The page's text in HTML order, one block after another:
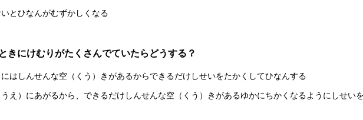
とひなんがむずかしくなる
きにけむりがたくさんでていたらどうする？
はしんせんな空（くう）きがあるからできるだけしせいをたかくしてひなんする
え）にあがるから、できるだけしんせんな空（くう）きがあるゆかにちかくなるようにしせい